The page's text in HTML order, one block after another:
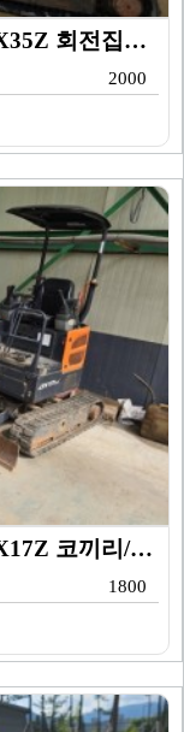
두산/굴삭기/3.5톤 미니굴삭기/DX35Z 회전집게/2…
2000
두산/굴삭기/1.7톤 미니굴삭기/DX17Z 코끼리/20…
1800